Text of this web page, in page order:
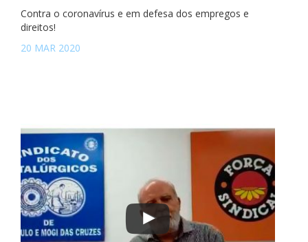
Contra o coronavírus e em defesa dos empregos e
direitos!
20 MAR 2020